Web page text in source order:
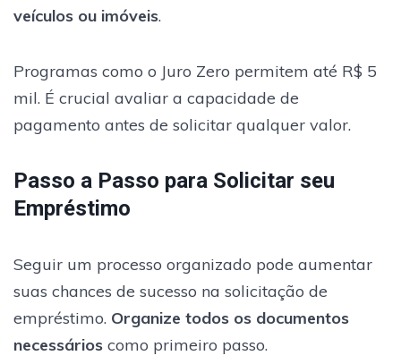
veículos ou imóveis.
Programas como o Juro Zero permitem até R$ 5
mil. É crucial avaliar a capacidade de
pagamento antes de solicitar qualquer valor.
Passo a Passo para Solicitar seu
Empréstimo
Seguir um processo organizado pode aumentar
suas chances de sucesso na solicitação de
empréstimo. Organize todos os documentos
necessários como primeiro passo.